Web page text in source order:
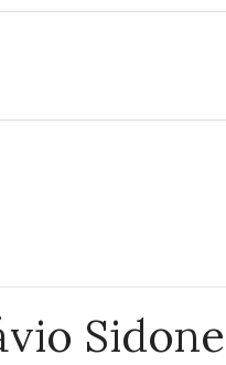
Sidone